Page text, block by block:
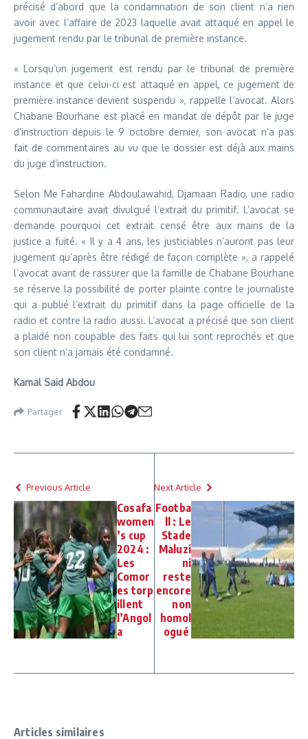
précisé d’abord que la condamnation de son client n’a rien
avoir avec l’affaire de 2023 laquelle avait attaqué en appel le
jugement rendu par le tribunal de première instance.
« Lorsqu’un jugement est rendu par le tribunal de première
instance et que celui-ci est attaqué en appel, ce jugement de
première instance devient suspendu », rappelle l’avocat. Alors
Chabane Bourhane est placé en mandat de dépôt par le juge
d’instruction depuis le 9 octobre dernier, son avocat n’a pas
fait de commentaires au vu que le dossier est déjà aux mains
du juge d’instruction.
Selon Me Fahardine Abdoulawahid, Djamaan Radio, une radio
communautaire avait divulgué l’extrait du primitif. L’avocat se
demande pourquoi cet extrait censé être aux mains de la
justice a fuité. « Il y a 4 ans, les justiciables n’auront pas leur
jugement qu’après être rédigé de façon complète », a rappelé
l’avocat avant de rassurer que la famille de Chabane Bourhane
se réserve la possibilité de porter plainte contre le journaliste
qui a publié l’extrait du primitif dans la page officielle de la
radio et contre la radio aussi. L’avocat a précisé que son client
a plaidé non coupable des faits qui lui sont reprochés et que
son client n’a jamais été condamné.
Kamal Said Abdou
Partager
Previous Article
Cosafa
women
’s cup
2024 :
Les
Comor
es torp
illent
l’Angol
a
Next Article
Footba
ll : Le
Stade
Maluzi
ni
reste
encore
non
homol
ogué
Articles similaires